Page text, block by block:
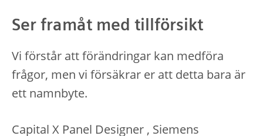
Ser framåt med tillförsikt
Vi förstår att förändringar kan medföra
frågor, men vi försäkrar er att detta bara är
ett namnbyte.
Capital X Panel Designer , Siemens